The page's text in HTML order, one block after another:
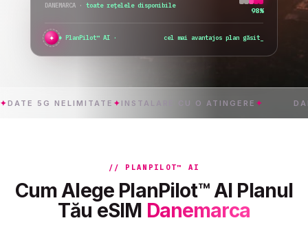
DANEMARCA · schimb rețeaua...
76%
✦ ● PlanPilot™ AI · verific activarea imediată..
NELIMITATE✦INSTALARE CU O ATINGERE✦
// PLANPILOT™ AI
Cum Alege PlanPilot™ AI Planul
Tău eSIM Danemarca